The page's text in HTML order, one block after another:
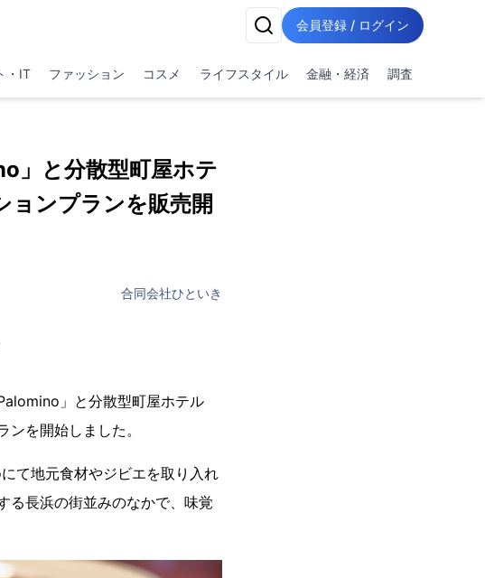
会員登録 / ログイン
・IT ファッション コスメ ライフスタイル 金融・経済 調査
」と分散型町屋ホテ
ョンプランを販売開
合同会社ひといき
」と分散型町屋ホテル
を開始しました。
て地元食材やジビエを取り入れ
る長浜の街並みのなかで、味覚